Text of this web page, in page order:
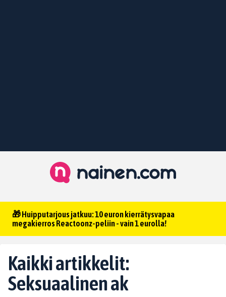
🎁 Huipputarjous jatkuu: 10 euron kierrätysvapaa
megakierros Reactoonz-peliin - vain 1 eurolla!
Kaikki artikkelit:
Seksuaalinen ak